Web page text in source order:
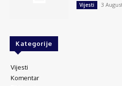
Vijesti 3
Kategorije
Vijesti
Komentar